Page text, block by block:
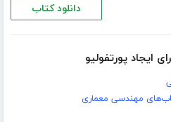
دانلود کتاب
ایجاد پورتفولیو
مهندسی معماری